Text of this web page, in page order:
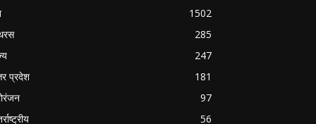
1502
285
247
प्रदेश
181
97
56